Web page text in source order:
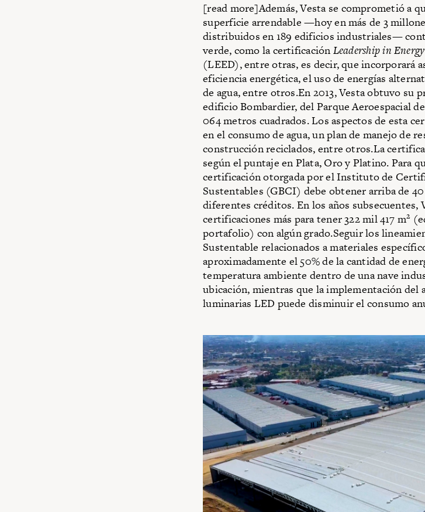
[read more]Además, Vesta se comprometió a
superficie arrendable —hoy en más de 3
distribuidos en 189 edificios industriales—
verde, como la certificación Leadership in
(LEED), entre otras, es decir, que incorporará
eficiencia energética, el uso de energías
de agua, entre otros.En 2013, Vesta obtuvo su
edificio Bombardier, del Parque Aeroespacial
064 metros cuadrados. Los aspectos de esta
en el consumo de agua, un plan de manejo de
construcción reciclados, entre otros.La
según el puntaje en Plata, Oro y Platino. Para
certificación otorgada por el Instituto de
Sustentables (GBCI) debe obtener arriba de
diferentes créditos. En los años subsecuentes,
certificaciones más para tener 322 mil 417 m2
portafolio) con algún grado.Seguir los
Sustentable relacionados a materiales
aproximadamente el 50% de la cantidad de
temperatura ambiente dentro de una nave
ubicación, mientras que la implementación del
luminarias LED puede disminuir el consumo